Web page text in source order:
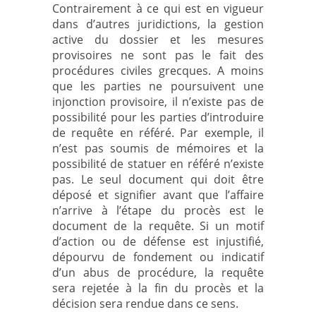
Contrairement à ce qui est en vigueur
dans d’autres juridictions, la gestion
active du dossier et les mesures
provisoires ne sont pas le fait des
procédures civiles grecques. A moins
que les parties ne poursuivent une
injonction provisoire, il n’existe pas de
possibilité pour les parties d’introduire
de requête en référé. Par exemple, il
n’est pas soumis de mémoires et la
possibilité de statuer en référé n’existe
pas. Le seul document qui doit être
déposé et signifier avant que l’affaire
n’arrive à l’étape du procès est le
document de la requête. Si un motif
d’action ou de défense est injustifié,
dépourvu de fondement ou indicatif
d’un abus de procédure, la requête
sera rejetée à la fin du procès et la
décision sera rendue dans ce sens.